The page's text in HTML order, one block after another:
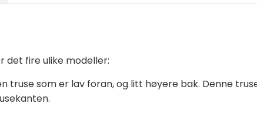
det fire ulike modeller:
truse som er lav foran, og litt høyere bak. Denne